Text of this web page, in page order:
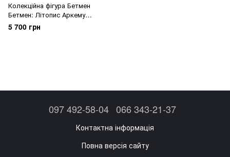
Колекційна фігура Бетмен
Бетмен: Літопис Аркему
Batman: Arkham Origins InArt
Batman 1/12
5 700 грн
097 492-58-04 066 343-21-37
Контактна інформація
Повна версія сайту